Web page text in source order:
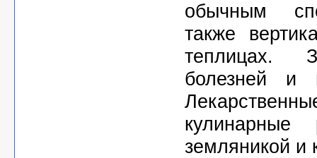
обычным
также
теплицах.
болезней и
земляникой и